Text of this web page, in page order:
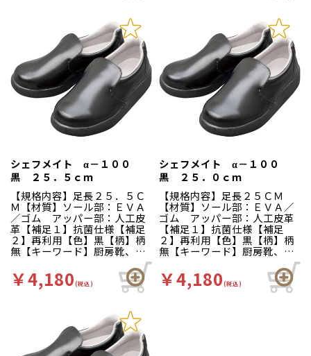
す。インソールの表面には抗
菌加工を施しており、清潔で
す。食品加工厨房用スニーカ
ー「シェフメイト」は清潔・
耐滑・快適を基本コンセプト
に開発されました。滑りにく
い…滑りにくい防滑グリット
ソールには他方向に効くウィ
ンドミルパターンを採用。滑
りやすい床や雨の日等にも優
れた防滑性を発揮します。疲
クッション性の良いインソー
ルが長時間の立ち作業をサポ
ートします。足幅ゆったり３
Ｅサイズ…つま先部分までゆ
ったりとした３Ｅ設計。
す。食品加工厨房用スニーカ
ー「シェフメイト」は清潔・
耐滑・快適を基本コンセプト
に開発されました。滑りにく
い…滑りにくい防滑グリット
ソールには他方向に効くウィ
ンドミルパターンを採用。滑
りやすい床や雨の日等にも優
れた防滑性を発揮します。疲
れにくい…靴自体が軽量で、
クッション性の良いインソー
ートします。足幅ゆったり３
Ｅサイズ…つま先部分までゆ
ったりとした３Ｅ設計。かか
とが低いので脱ぎ履きしやす
くなっています。
シェフメイト α－１００
黒 ２５．５ｃｍ
【規格内容】足長２５．５Ｃ
Ｍ【材質】ソール部：ＥＶＡ
／ゴム アッパー部：人工皮
革【補足１】抗菌仕様【補足
２】再利用【色】黒【柄】柄
無【キーワード】厨房靴、滑
りにくい、工場 靴底は軽く
て滑りにくいハイグリップ仕
様。長時間の作業による疲労
を軽減、快適な着用感のため
す。インソールの表面には抗
菌加工を施しており、清潔で
す。食品加工厨房用スニーカ
ー「シェフメイト」は清潔・
￥4,180(税込)
シェフメイト α－１００
黒 ２５．０ｃｍ
【規格内容】足長２５ＣＭ
【材質】ソール部：ＥＶＡ／
ゴム アッパー部：人工皮革
【補足１】抗菌仕様【補足
２】再利用【色】黒【柄】柄
無【キーワード】厨房靴、滑
りにくい、工場 靴底は軽く
て滑りにくいハイグリップ仕
様。長時間の作業による疲労
を軽減、快適な着用感のため
￥4,180(税込)